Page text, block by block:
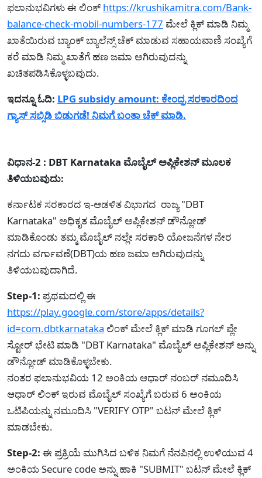
ಫಲಾನುಭವಿಗಳು ಈ ಲಿಂಕ್ https://krushikamitra.com/Bank-
balance-check-mobil-numbers-177 ಮೇಲೆ ಕ್ಲಿಕ್ ಮಾಡಿ ನಿಮ್ಮ
ಖಾತೆಯಿರುವ ಬ್ಯಾಂಕ್ ಬ್ಯಾಲೆನ್ಸ್ ಚೆಕ್ ಮಾಡುವ ಸಹಾಯವಾಣಿ ಸಂಖ್ಯೆಗೆ
ಕರೆ ಮಾಡಿ ನಿಮ್ಮ ಖಾತೆಗೆ ಹಣ ಜಮಾ ಅಗಿರುವುದನ್ನು
ಖಚಿತಪಡಿಸಿಕೊಳ್ಳಬವುದು.
ಇದನ್ನೂ ಓದಿ: LPG subsidy amount: ಕೇಂದ್ರ ಸರಕಾರದಿಂದ
ಗ್ಯಾಸ್ ಸಬ್ಸಿಡಿ ಬಿಡುಗಡೆ! ನಿಮಗೆ ಬಂತಾ ಚೆಕ್ ಮಾಡಿ.
ವಿಧಾನ-2 : DBT Karnataka ಮೊಬೈಲ್ ಅಪ್ಲಿಕೇಶನ್ ಮೂಲಕ
ತಿಳಿಯಬವುದು:
ಕರ್ನಾಟಕ ಸರಕಾರದ ಇ-ಆಡಳಿತ ವಿಭಾಗದ ರಾಜ್ಯ "DBT
Karnataka" ಅಧಿಕೃತ ಮೊಬೈಲ್ ಅಪ್ಲಿಕೇಶನ್ ಡೌನ್ಲೋಡ್
ಮಾಡಿಕೊಂಡು ತಮ್ಮ ಮೊಬೈಲ್ ನಲ್ಲೇ ಸರಕಾರಿ ಯೋಜನೆಗಳ ನೇರ
ನಗದು ವರ್ಗಾವಣೆ(DBT)ಯ ಹಣ ಜಮಾ ಅಗಿರುವುದನ್ನು
ತಿಳಿಯಬವುದಾಗಿದೆ.
Step-1: ಪ್ರಥಮದಲ್ಲಿ ಈ
https://play.google.com/store/apps/details?
id=com.dbtkarnataka ಲಿಂಕ್ ಮೇಲೆ ಕ್ಲಿಕ್ ಮಾಡಿ ಗೂಗಲ್ ಪ್ಲೇ
ಸ್ಟೋರ್ ಭೇಟಿ ಮಾಡಿ "DBT Karnataka" ಮೊಬೈಲ್ ಅಪ್ಲಿಕೇಶನ್ ಅನ್ನು
ಡೌನ್ಲೋಡ್ ಮಾಡಿಕೊಳ್ಳಬೇಕು.
ನಂತರ ಫಲಾನುಭವಿಯ 12 ಅಂಕಿಯ ಆಧಾರ್ ನಂಬರ್ ನಮೂದಿಸಿ
ಆಧಾರ್ ಲಿಂಕ್ ಇರುವ ಮೊಬೈಲ್ ಸಂಖ್ಯೆಗೆ ಬರುವ 6 ಅಂಕಿಯ
ಒಟಿಪಿಯನ್ನು ನಮೂದಿಸಿ "VERIFY OTP" ಬಟನ್ ಮೇಲೆ ಕ್ಲಿಕ್
ಮಾಡಬೇಕು.
Step-2: ಈ ಪ್ರಕ್ರಿಯೆ ಮುಗಿಸಿದ ಬಳಿಕ ನಿಮಗೆ ನೆನಪಿನಲ್ಲಿ ಉಳಿಯುವ 4
ಅಂಕಿಯ Secure code ಅನ್ನು ಹಾಕಿ "SUBMIT" ಬಟನ್ ಮೇಲೆ ಕ್ಲಿಕ್